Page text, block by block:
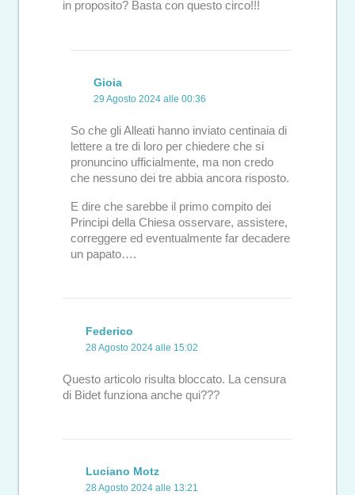
in proposito? Basta con questo circo!!!
Gioia
29 Agosto 2024 alle 00:36
So che gli Alleati hanno inviato centinaia di
lettere a tre di loro per chiedere che si
pronuncino ufficialmente, ma non credo
che nessuno dei tre abbia ancora risposto.
E dire che sarebbe il primo compito dei
Principi della Chiesa osservare, assistere,
correggere ed eventualmente far decadere
un papato….
Federico
28 Agosto 2024 alle 15:02
Questo articolo risulta bloccato. La censura
di Bidet funziona anche qui???
Luciano Motz
28 Agosto 2024 alle 13:21